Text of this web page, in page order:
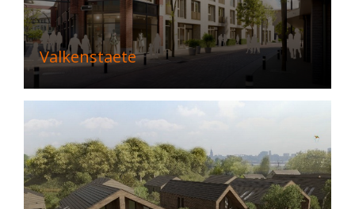
Valkenstaete